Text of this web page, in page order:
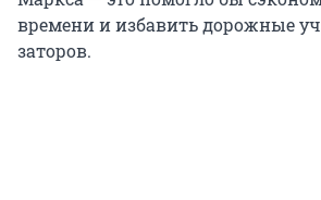
времени и избавить дорожные
заторов.